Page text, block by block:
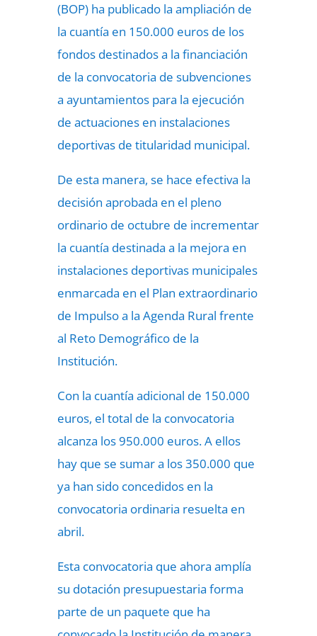
(BOP) ha publicado la ampliación de
la cuantía en 150.000 euros de los
fondos destinados a la financiación
de la convocatoria de subvenciones
a ayuntamientos para la ejecución
de actuaciones en instalaciones
deportivas de titularidad municipal.
De esta manera, se hace efectiva la
decisión aprobada en el pleno
ordinario de octubre de incrementar
la cuantía destinada a la mejora en
instalaciones deportivas municipales
enmarcada en el Plan extraordinario
de Impulso a la Agenda Rural frente
al Reto Demográfico de la
Institución.
Con la cuantía adicional de 150.000
euros, el total de la convocatoria
alcanza los 950.000 euros. A ellos
hay que se sumar a los 350.000 que
ya han sido concedidos en la
convocatoria ordinaria resuelta en
abril.
Esta convocatoria que ahora amplía
su dotación presupuestaria forma
parte de un paquete que ha